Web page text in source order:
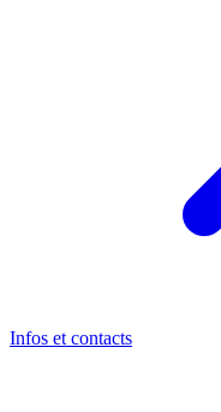
Infos et contacts